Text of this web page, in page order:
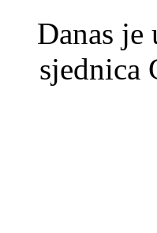
Danas
sjednica